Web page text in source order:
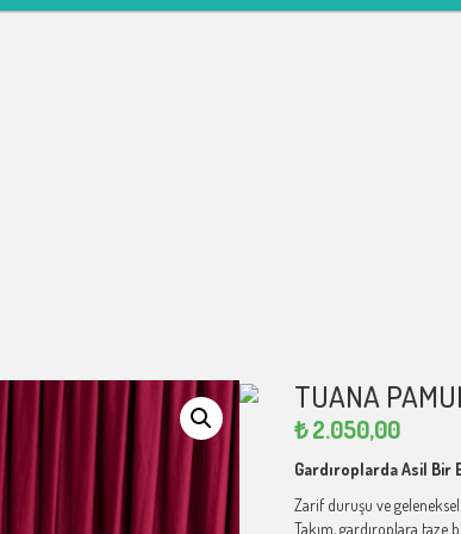
TUANA
₺2.050,00
Gardıroplarda Asil Bir
Zarif duruşu ve
Takım, gardıroplara